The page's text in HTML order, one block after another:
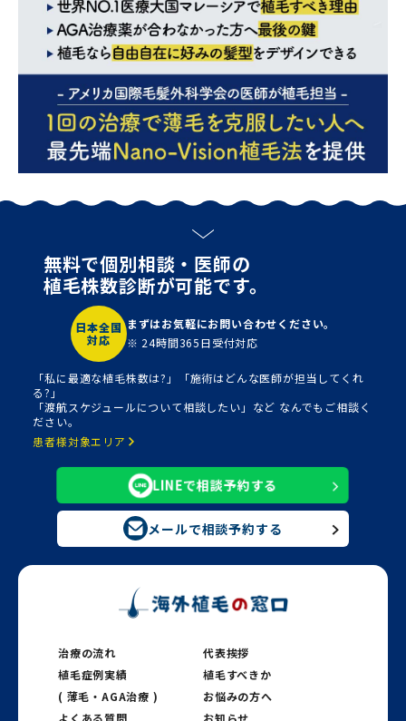
無料で個別相談・医師の
植毛株数診断が可能です。
日本全国
対応
まずはお気軽にお問い合わせください。
※ 24時間365日受付対応
「私に最適な植毛株数は?」「施術はどんな医師が担当してくれ
る?」
「渡航スケジュールについて相談したい」など なんでもご相談く
ださい。
患者様対象エリア
LINEで相談予約する
メールで相談予約する
治療の流れ
代表挨拶
植毛症例実績
( 薄毛・AGA治療 )
植毛すべきか
お悩みの方へ
よくある質問
お知らせ